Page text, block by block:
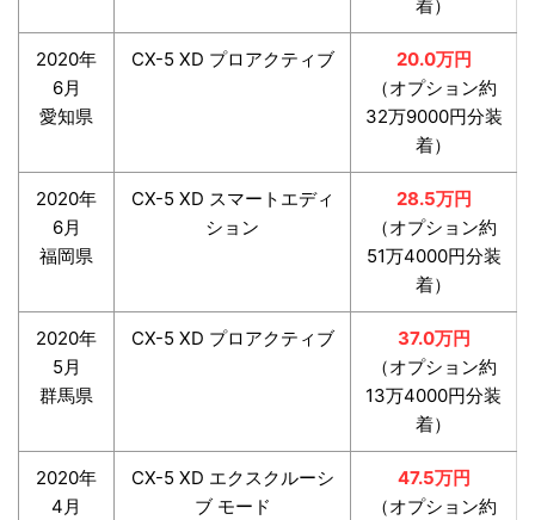
着）
2020年
6月
愛知県
CX-5 XD プロアクティブ
20.0万円
（オプション約
32万9000円分装
着）
2020年
6月
福岡県
CX-5 XD スマートエディ
ション
28.5万円
（オプション約
51万4000円分装
着）
2020年
5月
群馬県
CX-5 XD プロアクティブ
37.0万円
（オプション約
13万4000円分装
着）
2020年
4月
CX-5 XD エクスクルーシ
ブ モード
47.5万円
（オプション約